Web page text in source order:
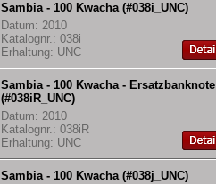
Sambia - 100 Kwacha (#038i_UNC)
Datum: 2010
Katalognr.: 038i
Erhaltung: UNC
Sambia - 100 Kwacha - Ersatzbanknote
(#038iR_UNC)
Datum: 2010
Katalognr.: 038iR
Erhaltung: UNC
Sambia - 100 Kwacha (#038j_UNC)